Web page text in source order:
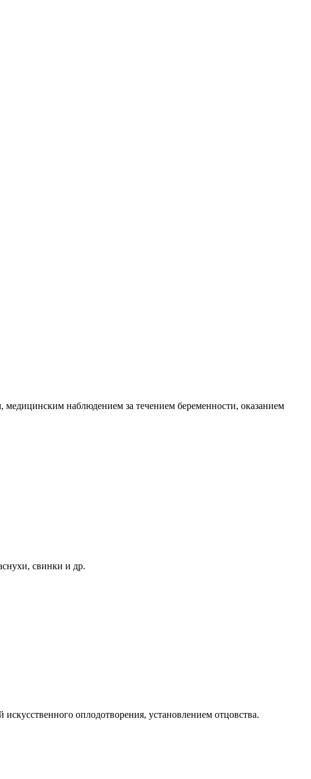
медицинским наблюдением за течением беременности, оказанием
свинки и др.
оплодотворения, установлением отцовства.